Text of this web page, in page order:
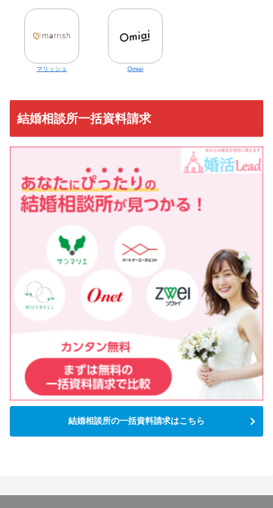
マリッシュ Omiai
結婚相談所一括資料請求
結婚相談所の一括資料請求はこちら